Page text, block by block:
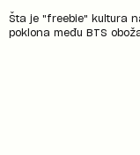
Šta je "freebie" kultura
poklona među BTS